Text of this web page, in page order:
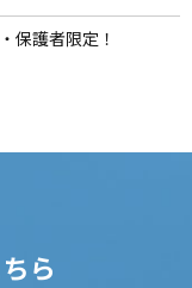
保護者限定！
ら